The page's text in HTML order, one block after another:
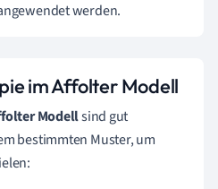
werden.
im Affolter Modell
Modellsind gut
bestimmten Muster, um